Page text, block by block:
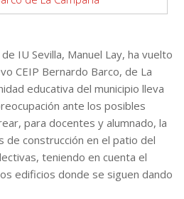
IU Sevilla, Manuel Lay, ha vuelto
CEIP Bernardo Barco, de La
educativa del municipio lleva
ante los posibles
para docentes y alumnado, la
de construcción en el patio del
teniendo en cuenta el
edificios donde se siguen dando